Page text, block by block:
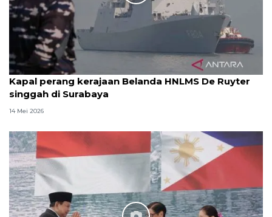
Kapal perang kerajaan Belanda HNLMS De Ruyter
singgah di Surabaya
14 Mei 2026